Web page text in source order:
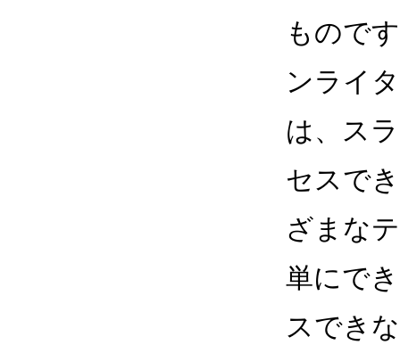
もので
ンライ
は、ス
セスで
ざまな
単にで
スでき